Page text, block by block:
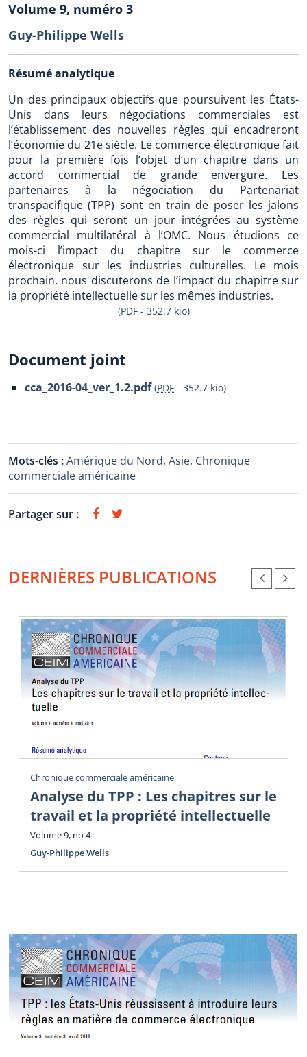
Volume 9, numéro 3
Guy-Philippe Wells
Résumé analytique
Un des principaux objectifs que poursuivent les États-
Unis dans leurs négociations commerciales est
l’établissement des nouvelles règles qui encadreront
l’économie du 21e siècle. Le commerce électronique fait
pour la première fois l’objet d’un chapitre dans un
accord commercial de grande envergure. Les
partenaires à la négociation du Partenariat
transpacifique (TPP) sont en train de poser les jalons
des règles qui seront un jour intégrées au système
commercial multilatéral à l’OMC. Nous étudions ce
mois-ci l’impact du chapitre sur le commerce
électronique sur les industries culturelles. Le mois
prochain, nous discuterons de l’impact du chapitre sur
la propriété intellectuelle sur les mêmes industries.
(PDF - 352.7 kio)
Document joint
cca_2016-04_ver_1.2.pdf (PDF - 352.7 kio)
Mots-clés :Amérique du Nord, Asie, Chronique
commerciale américaine
Partager sur :
DERNIÈRES PUBLICATIONS
Chronique commerciale américaine
Analyse du TPP : Les chapitres sur le
travail et la propriété intellectuelle
Volume 9, no 4
Guy-Philippe Wells